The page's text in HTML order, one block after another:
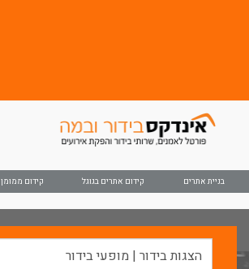
בניית אתרים קידום אתרים בגוגל קידום ממומן